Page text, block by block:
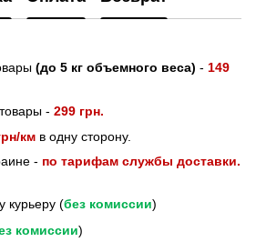
(до 5 кг объемного веса) - 149
- 299 грн.
км в одну сторону.
- по тарифам службы доставки.
курьеру (без комиссии)
комиссии)